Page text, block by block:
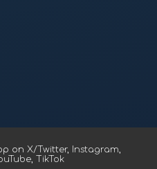
on X/Twitter, Instagram,
, TikTok